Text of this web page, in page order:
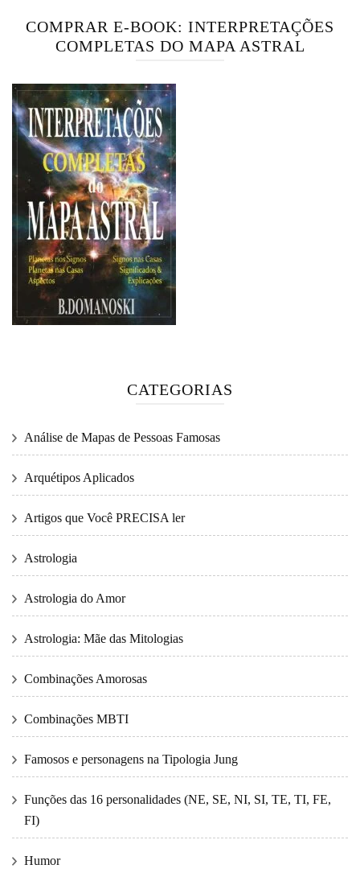
COMPRAR E-BOOK: INTERPRETAÇÕES
COMPLETAS DO MAPA ASTRAL
CATEGORIAS
Análise de Mapas de Pessoas Famosas
Arquétipos Aplicados
Artigos que Você PRECISA ler
Astrologia
Astrologia do Amor
Astrologia: Mãe das Mitologias
Combinações Amorosas
Combinações MBTI
Famosos e personagens na Tipologia Jung
Funções das 16 personalidades (NE, SE, NI, SI, TE, TI, FE,
FI)
Humor